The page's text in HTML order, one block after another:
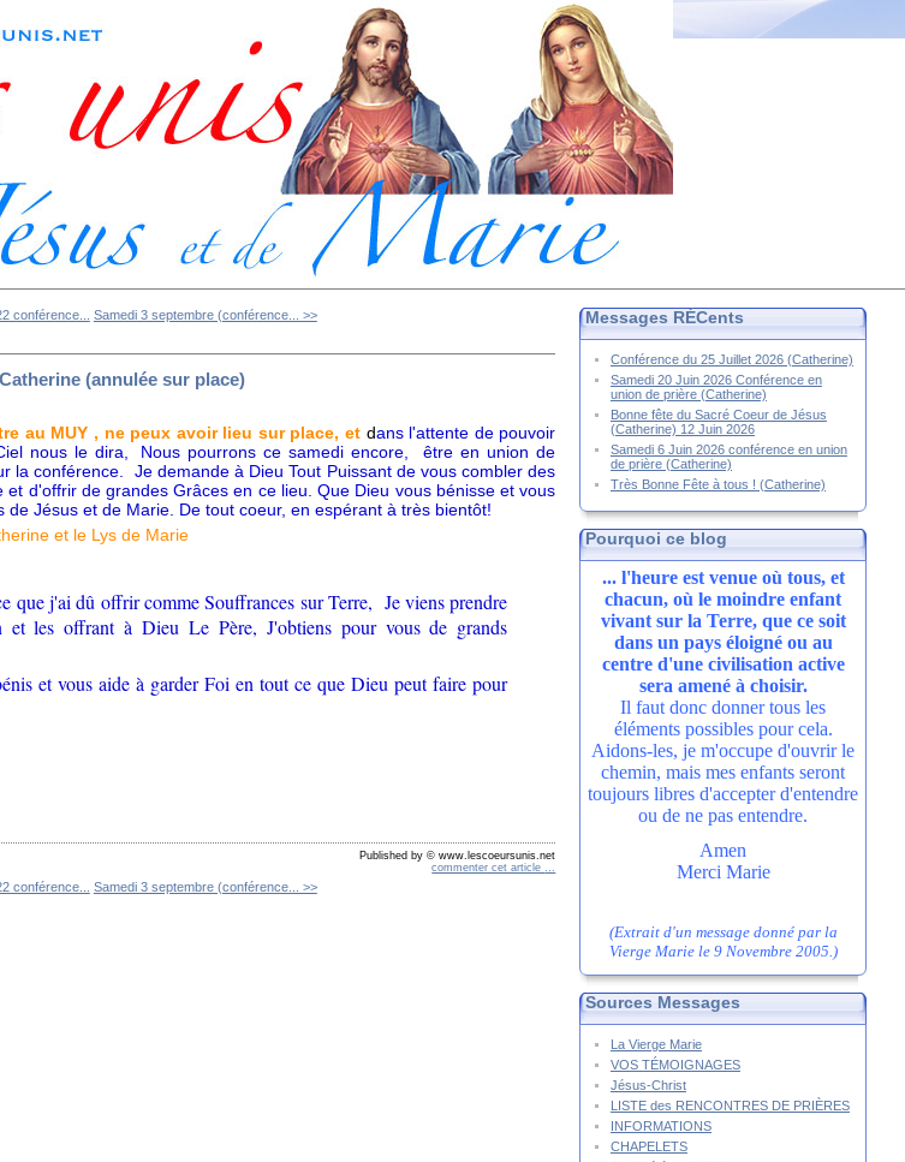
conférence... Samedi 3 septembre (conférence... >>
(annulée sur place)
au MUY , ne peux avoir lieu sur place, et dans l'attente de pouvoir
nous le dira,
Nous pourrons ce samedi encore, être en union de
la conférence.
Je demande à Dieu Tout Puissant de vous combler des
d'offrir de grandes Grâces en ce lieu. Que Dieu vous bénisse et vous
Jésus et de Marie. De tout coeur, en espérant à très bientôt!
et le Lys de Marie
que j'ai dû offrir comme Souffrances sur Terre, Je viens prendre
les offrant à Dieu Le Père, J'obtiens pour vous de grands
et vous aide à garder Foi en tout ce que Dieu peut faire pour
Published by © www.lescoeursunis.net
commenter cet article …
conférence... Samedi 3 septembre (conférence... >>
Messages RÉCents
Conférence du 25 Juillet 2026 (Catherine)
Samedi 20 Juin 2026 Conférence en
union de prière (Catherine)
Bonne fête du Sacré Coeur de Jésus
(Catherine) 12 Juin 2026
Samedi 6 Juin 2026 conférence en union
de prière (Catherine)
Très Bonne Fête à tous ! (Catherine)
Pourquoi ce blog
... l'heure est venue où tous, et
chacun, où le moindre enfant
vivant sur la Terre, que ce soit
dans un pays éloigné ou au
centre d'une civilisation active
sera amené à choisir.
Il faut donc donner tous les
éléments possibles pour cela.
Aidons-les, je m'occupe d'ouvrir le
chemin, mais mes enfants seront
toujours libres d'accepter d'entendre
ou de ne pas entendre.
Amen
Merci Marie
(Extrait d'un message donné par la
Vierge Marie le 9 Novembre 2005.)
Sources Messages
La Vierge Marie
VOS TÉMOIGNAGES
Jésus-Christ
LISTE des RENCONTRES DE PRIÈRES
INFORMATIONS
CHAPELETS